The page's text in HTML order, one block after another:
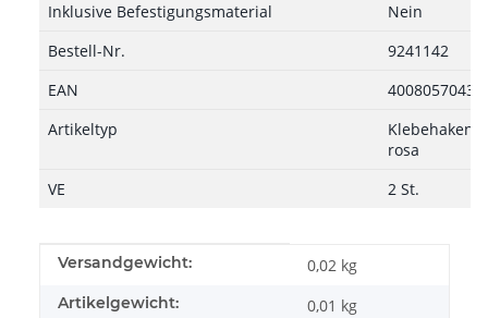
Inklusive Befestigungsmaterial
Nein
Bestell-Nr.
9241142
EAN
Artikeltyp
Klebehaken,
rosa
VE
2 St.
Produkteigenschaft
Wert
Versandgewicht: 0,02 kg
Artikelgewicht: 0,01 kg